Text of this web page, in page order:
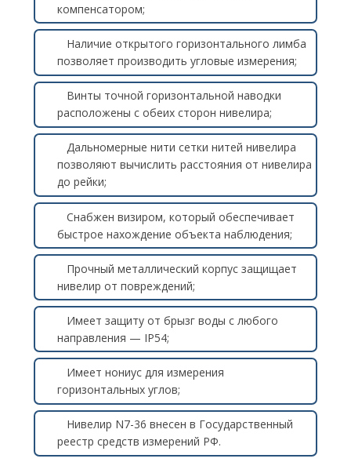
компенсатором;
Наличие открытого горизонтального лимба
позволяет производить угловые измерения;
Винты точной горизонтальной наводки
расположены с обеих сторон нивелира;
Дальномерные нити сетки нитей нивелира
позволяют вычислить расстояния от нивелира
до рейки;
Снабжен визиром, который обеспечивает
быстрое нахождение объекта наблюдения;
Прочный металлический корпус защищает
нивелир от повреждений;
Имеет защиту от брызг воды с любого
направления — IP54;
Имеет нониус для измерения
горизонтальных углов;
Нивелир N7-36 внесен в Государственный
реестр средств измерений РФ.